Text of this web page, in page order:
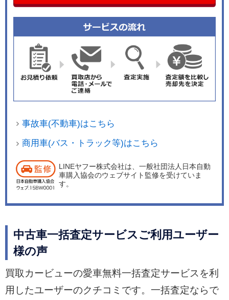
事故車(不動車)はこちら
商用車(バス・トラック等)はこちら
LINEヤフー株式会社は、一般社団法人日本自動
車購入協会のウェブサイト監修を受けていま
す。
中古車一括査定サービスご利用ユーザー
様の声
買取カービューの愛車無料一括査定サービスを利
用したユーザーのクチコミです。一括査定ならで